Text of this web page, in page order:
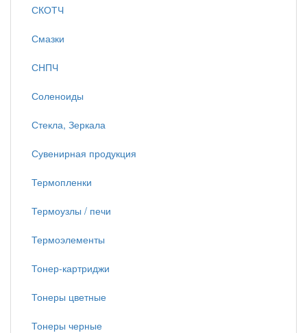
СКОТЧ
Смазки
СНПЧ
Соленоиды
Стекла, Зеркала
Сувенирная продукция
Термопленки
Термоузлы / печи
Термоэлементы
Тонер-картриджи
Тонеры цветные
Тонеры черные